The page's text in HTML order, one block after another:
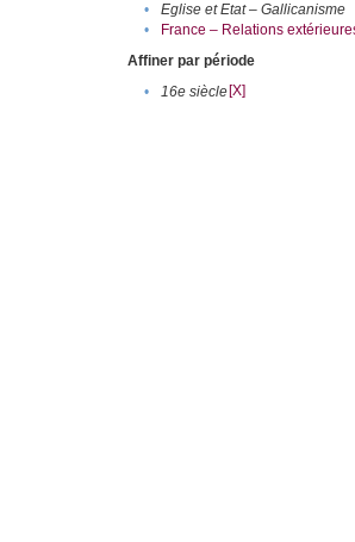
• Eglise et Etat – Gallicanisme
•
France – Relations
Affiner par période
•
16e siècle[X]